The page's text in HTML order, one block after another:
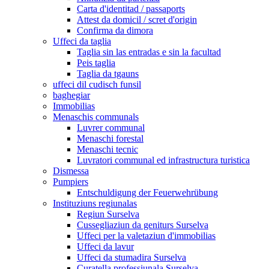
Carta d'identitad / passaports
Attest da domicil / scret d'origin
Confirma da dimora
Uffeci da taglia
Taglia sin las entradas e sin la facultad
Peis taglia
Taglia da tgauns
uffeci dil cudisch funsil
baghegiar
Immobilias
Menaschis communals
Luvrer communal
Menaschi forestal
Menaschi tecnic
Luvratori communal ed infrastructura turistica
Dismessa
Pumpiers
Entschuldigung der Feuerwehrübung
Instituziuns regiunalas
Regiun Surselva
Cussegliaziun da geniturs Surselva
Uffeci per la valetaziun d'immobilias
Uffeci da lavur
Uffeci da stumadira Surselva